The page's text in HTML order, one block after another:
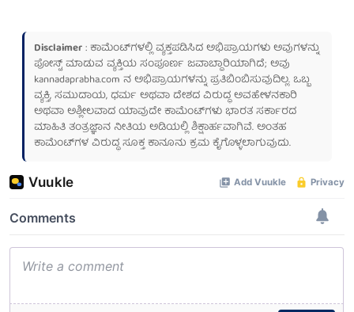
Disclaimer: ಕಾಮೆಂಟ್‌ಗಳಲ್ಲಿ ವ್ಯಕ್ತಪಡಿಸಿದ ಅಭಿಪ್ರಾಯಗಳು ಅವುಗಳನ್ನು
ಪೋಸ್ಟ್ ಮಾಡುವ ವ್ಯಕ್ತಿಯ ಸಂಪೂರ್ಣ ಜವಾಬ್ದಾರಿಯಾಗಿದೆ; ಅವು
kannadaprabha.com ನ ಅಭಿಪ್ರಾಯಗಳನ್ನು ಪ್ರತಿಬಿಂಬಿಸುವುದಿಲ್ಲ. ಒಬ್ಬ
ವ್ಯಕ್ತಿ, ಸಮುದಾಯ, ಧರ್ಮ ಅಥವಾ ದೇಶದ ವಿರುದ್ಧ ಅವಹೇಳನಕಾರಿ
ಅಥವಾ ಅಶ್ಲೀಲವಾದ ಯಾವುದೇ ಕಾಮೆಂಟ್‌ಗಳು ಭಾರತ ಸರ್ಕಾರದ
ಮಾಹಿತಿ ತಂತ್ರಜ್ಞಾನ ನೀತಿಯ ಅಡಿಯಲ್ಲಿ ಶಿಕ್ಷಾರ್ಹವಾಗಿವೆ. ಅಂತಹ
ಕಾಮೆಂಟ್‌ಗಳ ವಿರುದ್ಧ ಸೂಕ್ತ ಕಾನೂನು ಕ್ರಮ ಕೈಗೊಳ್ಳಲಾಗುವುದು.